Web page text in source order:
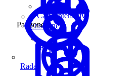
Enseignes
Régions
Carte interactive
Par zone
Radar